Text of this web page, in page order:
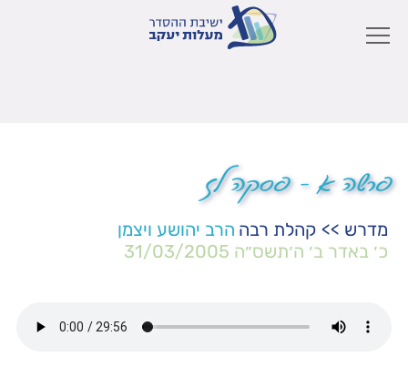
פרשה א – פסקה לז
מדרש >> קהלת רבה הרב יהושע ויצמן
כ׳ באדר ב׳ ה׳תשס״ה 31/03/2005